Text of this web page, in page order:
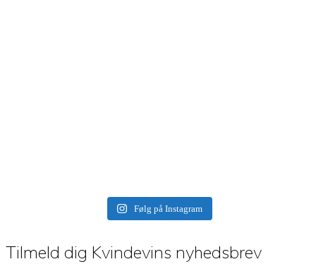
Følg på Instagram
Tilmeld dig Kvindevins nyhedsbrev